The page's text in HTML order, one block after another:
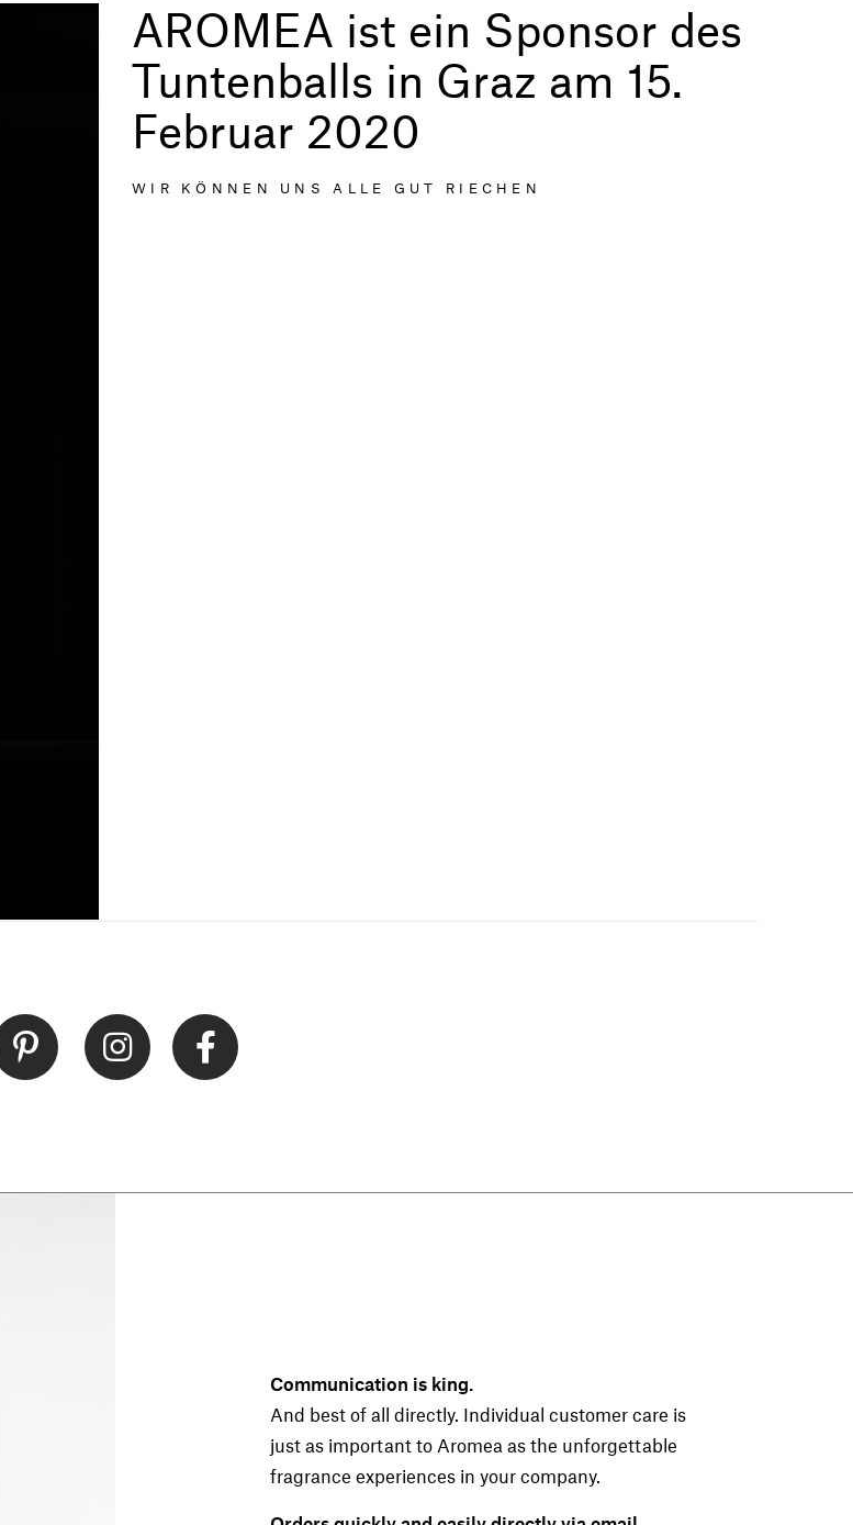
AROMEA ist ein Sponsor des
Tuntenballs in Graz am 15.
Februar 2020
WIR KÖNNEN UNS ALLE GUT RIECHEN
Communication is king.
And best of all directly. Individual customer care is
just as important to Aromea as the unforgettable
fragrance experiences in your company.